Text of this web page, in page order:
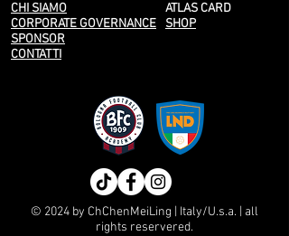
CHI SIAMO
CORPORATE GOVERNANCE
SPONSOR
CONTATTI
ATLAS CARD
SHOP
© 2024 by ChChenMeiLing | Italy/U.s.a. | all
rights reservered.